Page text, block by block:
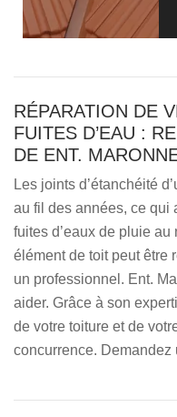
RÉPARATION DE
FUITES D’EAU :
DE ENT.
Les joints d’étanchéité
au fil des années, ce qui
fuites d’eaux de pluie
élément de toit peut être
un professionnel. Ent.
aider. Grâce à son
de votre toiture et de
concurrence. Demandez